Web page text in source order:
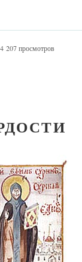
207 просмотров